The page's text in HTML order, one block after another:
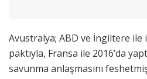
Avustralya; ABD ve İngiltere ile
paktıyla, Fransa ile 2016’da
savunma anlaşmasını